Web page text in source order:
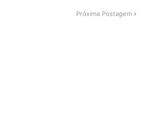
Próxima Postagem